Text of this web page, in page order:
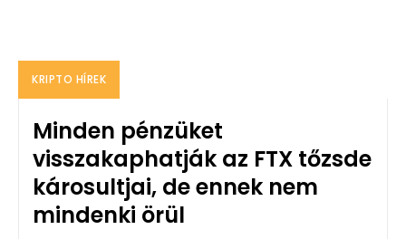
KRIPTO HÍREK
Minden pénzüket
visszakaphatják az FTX tőzsde
károsultjai, de ennek nem
mindenki örül